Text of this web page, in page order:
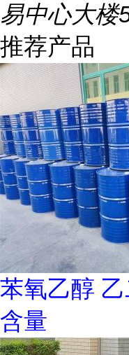
易中心大楼
推荐产品
苯氧乙醇
含量